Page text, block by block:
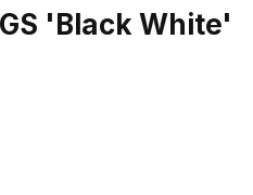
'Black White'